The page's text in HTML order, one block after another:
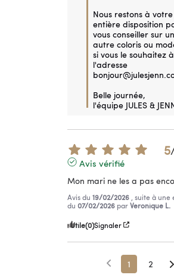
Nous restons à votre
entière disposition
vous conseiller sur un
autre coloris ou
si vous le souhaitez à
l'adresse
Belle journée,
l'équipe JULES &
5
Avis vérifié
Mon mari ne les a pas
Avis du 19/02/2026 , suite à
du 07/02/2026 parVeronique L.
Utile(0)Signaler
1 2